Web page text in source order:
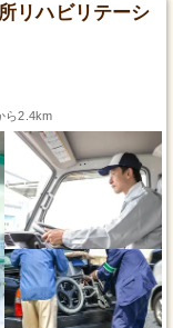
リハビリテーシ
ら2.4km